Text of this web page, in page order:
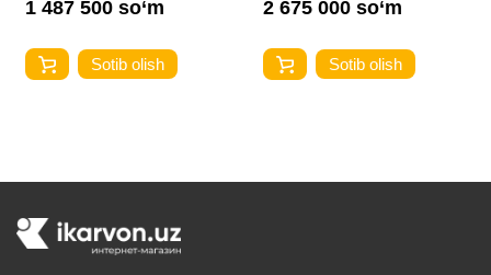
1 487 500 so‘m
Sotib olish
2 675 000 so‘m
Sotib olish